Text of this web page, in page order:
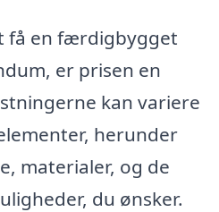
få en færdigbygget
er prisen en
kan variere
herunder
materialer, og de
du ønsker.